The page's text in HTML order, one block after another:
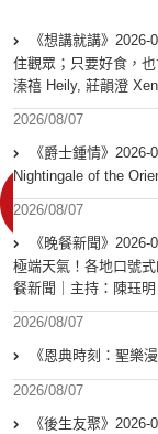
《想講就講》
住觀眾；只要好食，
溱禧 Heily, 莊韻澄
2026/08/07
《爵士鍾情》
Nightingale of the
2026/08/07
《晚餐新聞》
極端天氣！各地口號
餐新聞｜主持：陳珏明
2026/08/07
《恩典時刻：聖樂
2026/08/07
《後生友聚》